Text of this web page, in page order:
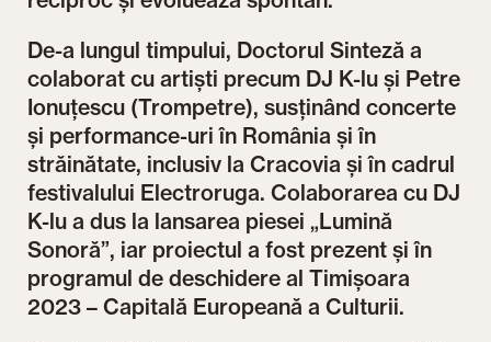
De-a lungul timpului, Doctorul Sinteză a
colaborat cu artiști precum DJ K-lu și Petre
Ionuțescu (Trompetre), susținând concerte
și performance-uri în România și în
străinătate, inclusiv la Cracovia și în cadrul
festivalului Electroruga. Colaborarea cu DJ
K-lu a dus la lansarea piesei „Lumină
Sonoră”, iar proiectul a fost prezent și în
programul de deschidere al Timișoara
2023 – Capitală Europeană a Culturii.